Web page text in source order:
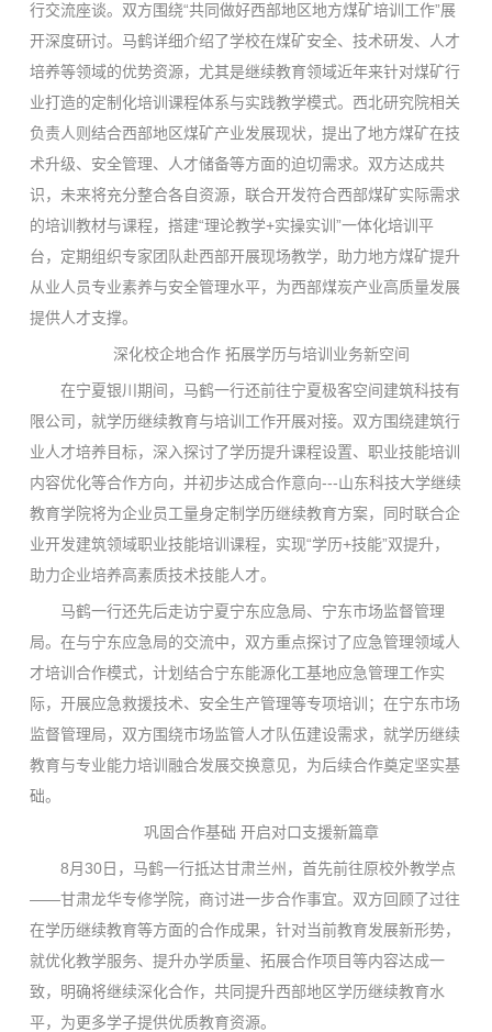
行交流座谈。双方围绕“共同做好西部地区地方煤矿培训工作”展
开深度研讨。马鹤详细介绍了学校在煤矿安全、技术研发、人才
培养等领域的优势资源，尤其是继续教育领域近年来针对煤矿行
业打造的定制化培训课程体系与实践教学模式。西北研究院相关
负责人则结合西部地区煤矿产业发展现状，提出了地方煤矿在技
术升级、安全管理、人才储备等方面的迫切需求。双方达成共
识，未来将充分整合各自资源，联合开发符合西部煤矿实际需求
的培训教材与课程，搭建“理论教学+实操实训”一体化培训平
台，定期组织专家团队赴西部开展现场教学，助力地方煤矿提升
从业人员专业素养与安全管理水平，为西部煤炭产业高质量发展
提供人才支撑。
深化校企地合作 拓展学历与培训业务新空间
在宁夏银川期间，马鹤一行还前往宁夏极客空间建筑科技有
限公司，就学历继续教育与培训工作开展对接。双方围绕建筑行
业人才培养目标，深入探讨了学历提升课程设置、职业技能培训
内容优化等合作方向，并初步达成合作意向---山东科技大学继续
教育学院将为企业员工量身定制学历继续教育方案，同时联合企
业开发建筑领域职业技能培训课程，实现“学历+技能”双提升，
助力企业培养高素质技术技能人才。
马鹤一行还先后走访宁夏宁东应急局、宁东市场监督管理
局。在与宁东应急局的交流中，双方重点探讨了应急管理领域人
才培训合作模式，计划结合宁东能源化工基地应急管理工作实
际，开展应急救援技术、安全生产管理等专项培训；在宁东市场
监督管理局，双方围绕市场监管人才队伍建设需求，就学历继续
教育与专业能力培训融合发展交换意见，为后续合作奠定坚实基
础。
巩固合作基础 开启对口支援新篇章
8月30日，马鹤一行抵达甘肃兰州，首先前往原校外教学点
——甘肃龙华专修学院，商讨进一步合作事宜。双方回顾了过往
在学历继续教育等方面的合作成果，针对当前教育发展新形势，
就优化教学服务、提升办学质量、拓展合作项目等内容达成一
致，明确将继续深化合作，共同提升西部地区学历继续教育水
平，为更多学子提供优质教育资源。